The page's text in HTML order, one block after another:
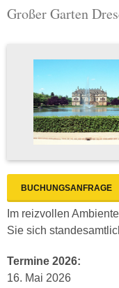
Großer Garten
BUCHUNGSANFRAGE
Im reizvollen
Sie sich
Termine 2026:
16. Mai 2026